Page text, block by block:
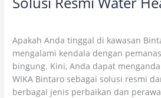
Apakah Anda tinggal di kawasan
mengalami kendala dengan
bingung. Kini, Anda dapat
WIKA Bintaro sebagai solusi resmi
berbagai jenis perbaikan dan
WIKA
Solusi
Resmi
Water
Heater